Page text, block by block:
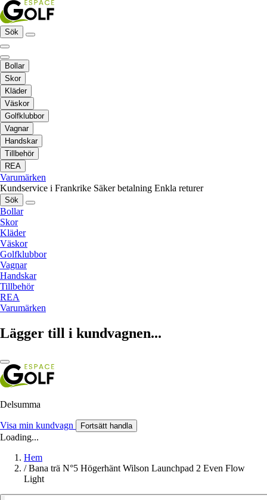
Sök
Bollar
Skor
Kläder
Väskor
Golfklubbor
Vagnar
Handskar
Tillbehör
REA
Varumärken
Kundservice i Frankrike Säker betalning Enkla returer
Sök
Bollar
Skor
Kläder
Väskor
Golfklubbor
Vagnar
Handskar
Tillbehör
REA
Varumärken
Lägger till i kundvagnen...
Delsumma
Visa min kundvagn Fortsätt handla
Loading...
Hem
/ Bana trä N°5 Högerhänt Wilson Launchpad 2 Even Flow
Light